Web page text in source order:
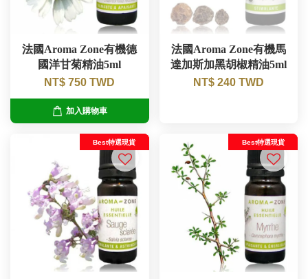
法國Aroma Zone有機德
國洋甘菊精油5ml
NT$ 750 TWD
加入購物車
法國Aroma Zone有機馬
達加斯加黑胡椒精油5ml
NT$ 240 TWD
Best特選現貨 Best特選現貨